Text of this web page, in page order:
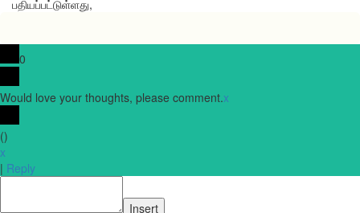
பதியப்பட்டுள்ளது,
0
Would love your thoughts, please comment.x
()
x
| Reply
Insert